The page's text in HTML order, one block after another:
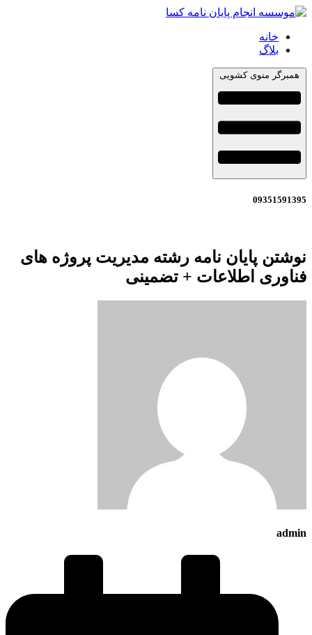
خانه
بلاگ
همبرگر منوی کشویی
09351591395
نوشتن پایان نامه رشته مدیریت پروژه های
فناوری اطلاعات + تضمینی
admin